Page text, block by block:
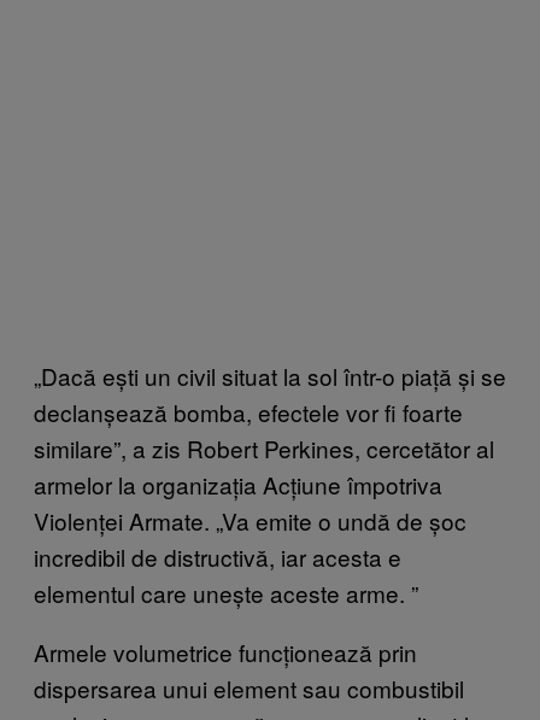
„Dacă ești un civil situat la sol într-o piață și se
declanșează bomba, efectele vor fi foarte
similare”, a zis Robert Perkines, cercetător al
armelor la organizația Acțiune împotriva
Violenței Armate. „Va emite o undă de șoc
incredibil de distructivă, iar acesta e
elementul care unește aceste arme. ”
Armele volumetrice funcționează prin
dispersarea unui element sau combustibil